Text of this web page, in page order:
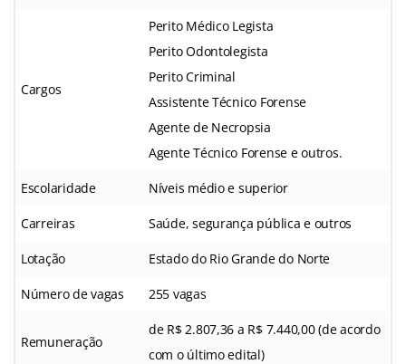
Cargos
Perito Médico Legista
Perito Odontolegista
Perito Criminal
Assistente Técnico Forense
Agente de Necropsia
Agente Técnico Forense e outros.
Escolaridade Níveis médio e superior
Carreiras Saúde, segurança pública e outros
Lotação Estado do Rio Grande do Norte
Número de vagas 255 vagas
Remuneração
de R$ 2.807,36 a R$ 7.440,00 (de acordo
com o último edital)